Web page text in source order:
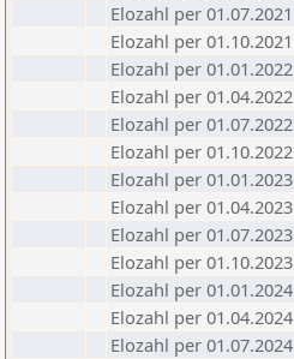
Elozahl per 01.07.2021
Elozahl per 01.10.2021
Elozahl per 01.01.2022
Elozahl per 01.04.2022
Elozahl per 01.07.2022
Elozahl per 01.10.2022
Elozahl per 01.01.2023
Elozahl per 01.04.2023
Elozahl per 01.07.2023
Elozahl per 01.10.2023
Elozahl per 01.01.2024
Elozahl per 01.04.2024
Elozahl per 01.07.2024